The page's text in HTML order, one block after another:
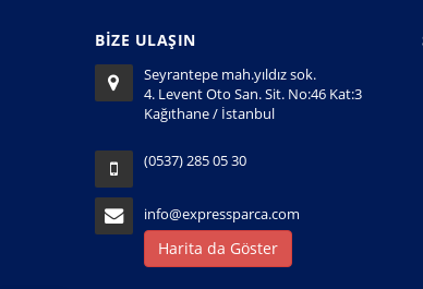
BİZE ULAŞIN
Seyrantepe mah.yıldız sok.
4. Levent Oto San. Sit. No:46 Kat:3
Kağıthane / İstanbul
(0537) 285 05 30
info@expressparca.com
Harita da Göster